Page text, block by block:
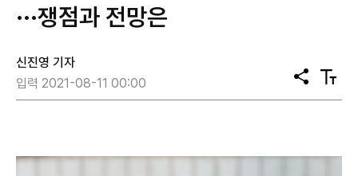
···쟁점과 전망은
신진영 기자
입력 2021-08-11 00:00
공
유
텍
스